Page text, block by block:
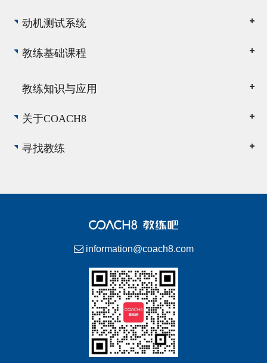
动机测试系统
教练基础课程
教练知识与应用
关于COACH8
寻找教练
information@coach8.com